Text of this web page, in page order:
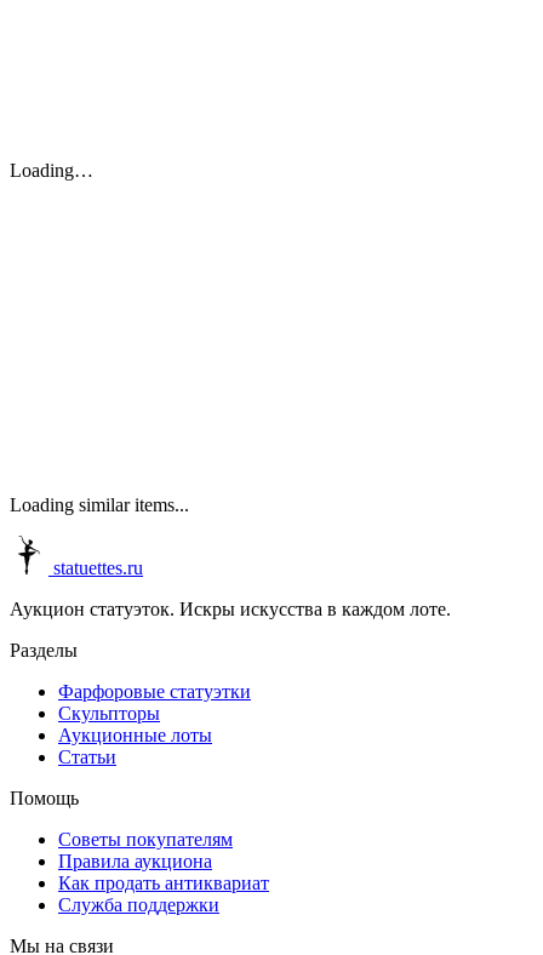
Loading…
Loading similar items...
statuettes.ru
Аукцион статуэток. Искры искусства в каждом лоте.
Разделы
Фарфоровые статуэтки
Скульпторы
Аукционные лоты
Статьи
Помощь
Советы покупателям
Правила аукциона
Как продать антиквариат
Служба поддержки
Мы на связи